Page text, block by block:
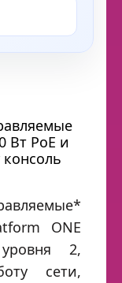
Вт PoE и
ONE
2,
сети,